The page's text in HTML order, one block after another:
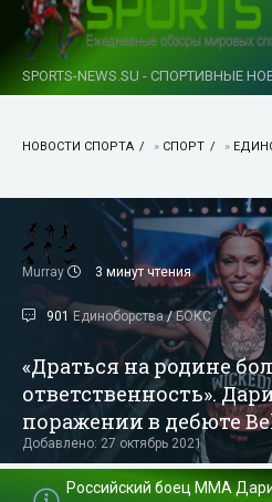
SPORTS-NEWS.SU - СПОРТИВНЫЕ
НОВОСТИ СПОРТА » СПОРТ »
Murray 3 минут чтения
901 Единоборства/БОКС
«Драться на родине
ответственность».
поражении в дебюте
Добавлено: 27 октябрь 2021
Российский боец ММА